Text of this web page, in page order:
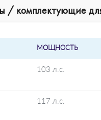
/ комплектующие для
МОЩНОСТЬ
103 л.с.
117 л.с.